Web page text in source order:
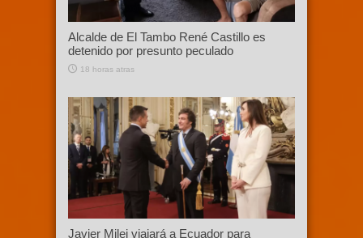
Alcalde de El Tambo René Castillo es
detenido por presunto peculado
18 horas atras
Javier Milei viajará a Ecuador para